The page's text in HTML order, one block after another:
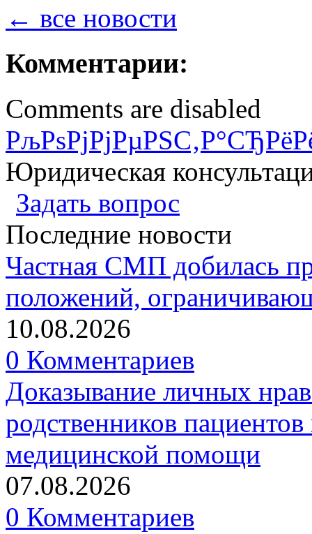
← все новости
Комментарии:
Comments are disabled
Юридическая
Задать вопрос
Последние новости
Частная СМП добилась
положений,
10.08.2026
0 Комментариев
Доказывание личных
родственников
медицинской помощи
07.08.2026
0 Комментариев